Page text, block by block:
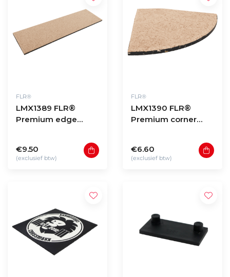
FLR®
LMX1389 FLR®
Premium edge
€9.50
(exclusief btw)
FLR®
LMX1390 FLR®
Premium corner
€6.60
(exclusief btw)